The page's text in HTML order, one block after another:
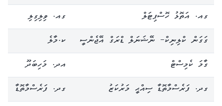
ގއ. އަތޮޅު ހޮސްޕިޓަލް
ގއ. ވިލިގިލި
ގަގަން ކްލިނިކް- ނޭޝަނަލް ޑްރަގް އޭޖެންސީ
ކ.މާލެ
ގާމަ ކެމިސްޓް
އދ. މަހިބަދޫ
ގދ. ފަރެސްމާތޮޑާ ސިއްޙީ މަރުކަޒު
ގދ. ފަރެސްމާތޮޑާ